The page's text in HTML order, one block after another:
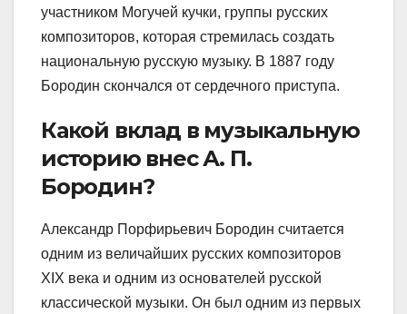
участником Могучей кучки, группы русских
композиторов, которая стремилась создать
национальную русскую музыку. В 1887 году
Бородин скончался от сердечного приступа.
Какой вклад в музыкальную
историю внес А. П.
Бородин?
Александр Порфирьевич Бородин считается
одним из величайших русских композиторов
XIX века и одним из основателей русской
классической музыки. Он был одним из первых